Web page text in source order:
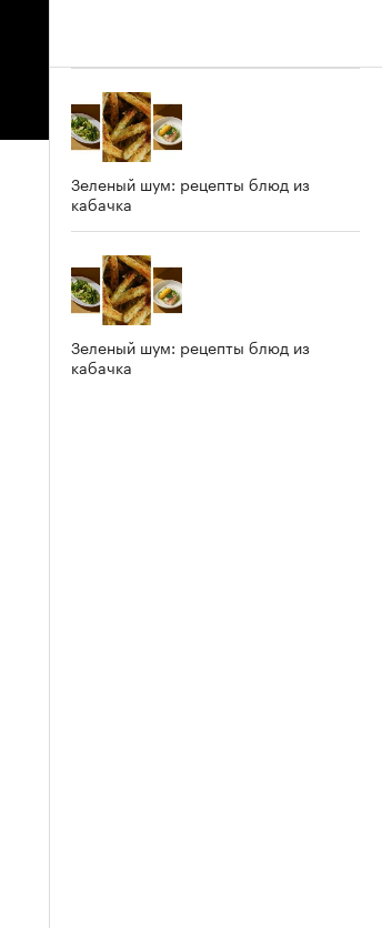
Зеленый шум: рецепты блюд из
кабачка
Зеленый шум: рецепты блюд из
кабачка